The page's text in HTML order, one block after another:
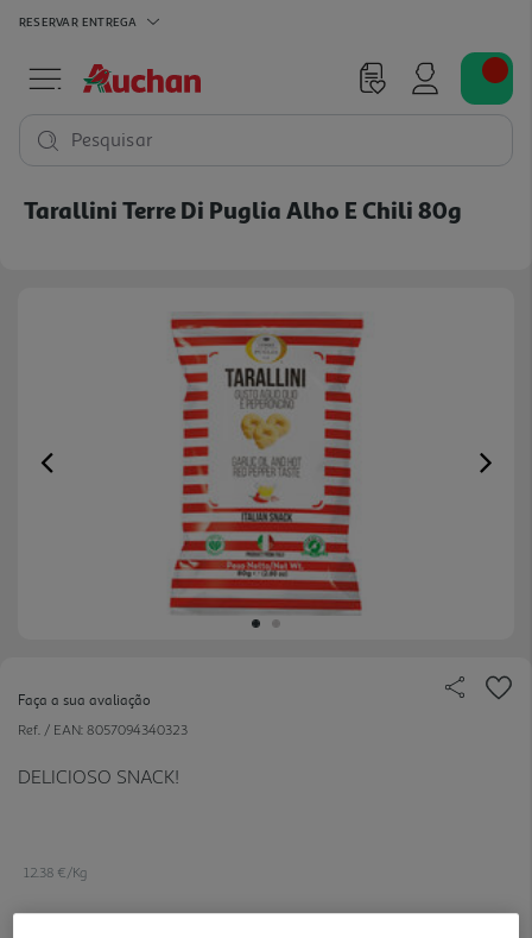
RESERVAR ENTREGA
Pesquisar
Tarallini Terre Di Puglia Alho E Chili 80g
Previous
Faça a sua avaliação
Ref. / EAN: 8057094340323
DELICIOSO SNACK!
12.38 €/Kg